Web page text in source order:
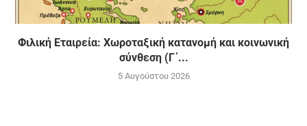
Φιλική Εταιρεία: Χωροταξική κατανομή και κοινωνική
σύνθεση (Γ΄...
5 Αυγούστου 2026